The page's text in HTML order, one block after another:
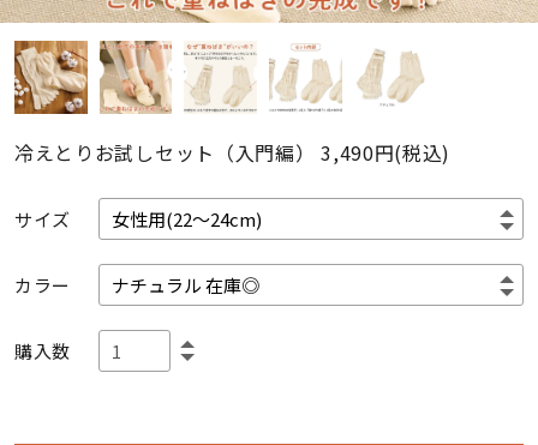
冷えとりお試しセット（入門編） 3,490円(税込)
サイズ
カラー
購入数